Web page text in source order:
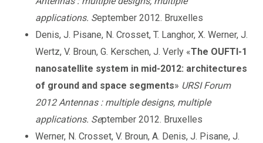
applications. September 2012. Bruxelles
Denis, J. Pisane, N. Crosset, T. Langhor, X. Werner, J.
Wertz, V. Broun, G. Kerschen, J. Verly «The OUFTI-1
nanosatellite system in mid-2012: architectures
of ground and space segments» URSI Forum
2012 Antennas : multiple designs, multiple
applications. September 2012. Bruxelles
Werner, N. Crosset, V. Broun, A. Denis, J. Pisane, J.